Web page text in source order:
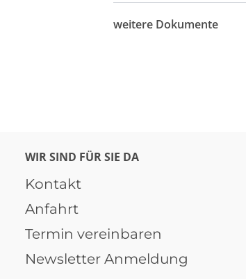
weitere Dokumente
WIR SIND FÜR SIE DA
Kontakt
Anfahrt
Termin vereinbaren
Newsletter Anmeldung